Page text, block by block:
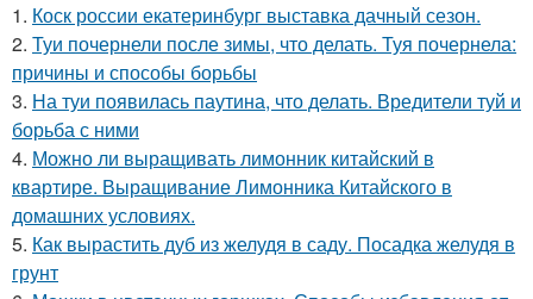
1. Коск россии екатеринбург выставка дачный сезон.
2. Туи почернели после зимы, что делать. Туя почернела:
причины и способы борьбы
3. На туи появилась паутина, что делать. Вредители туй и
борьба с ними
4. Можно ли выращивать лимонник китайский в
квартире. Выращивание Лимонника Китайского в
домашних условиях.
5. Как вырастить дуб из желудя в саду. Посадка желудя в
грунт